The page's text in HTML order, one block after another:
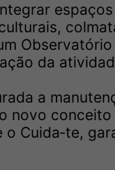
da
a
novo
Cuida‑te,